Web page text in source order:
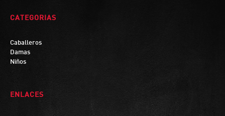
CATEGORIAS
Caballeros
Damas
Niños
ENLACES